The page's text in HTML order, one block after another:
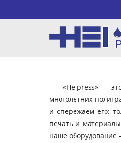
«Heipress» –
многолетних
и опережаем его:
печать и
наше оборудование